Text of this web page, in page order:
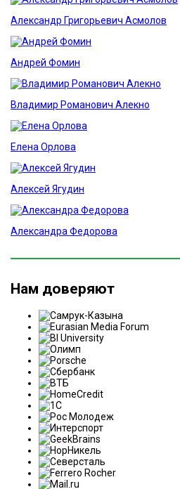
Александр Григорьевич Асмолов
Андрей Фомин
Владимир Романович Алекно
Елена Орлова
Алексей Ягудин
Александра Федорова
Нам доверяют